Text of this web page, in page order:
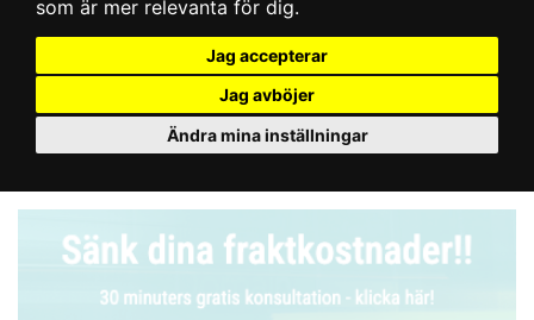
som är mer relevanta för dig.
Jag accepterar
Jag avböjer
Ändra mina inställningar